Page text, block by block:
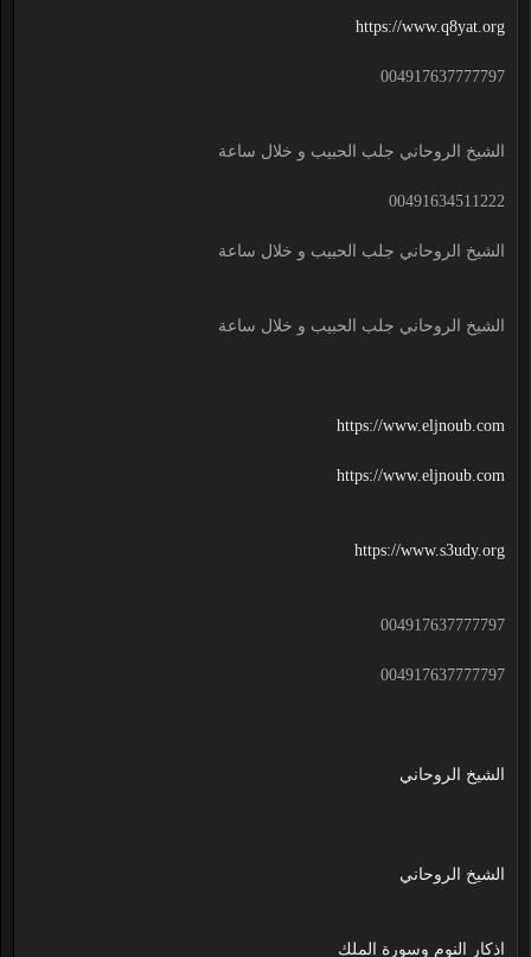
https://www.q8yat.org
004917637777797
الشيخ الروحاني جلب الحبيب و خلال ساعة
00491634511222
الشيخ الروحاني جلب الحبيب و خلال ساعة
الشيخ الروحاني جلب الحبيب و خلال ساعة
https://www.eljnoub.com
https://www.eljnoub.com
https://www.s3udy.org
004917637777797
004917637777797
الشيخ الروحاني
الشيخ الروحاني
اذكار النوم وسورة الملك